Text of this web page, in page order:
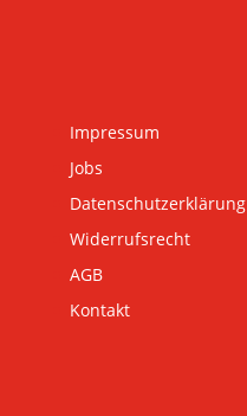
Impressum
Jobs
Datenschutzerklärung
Widerrufsrecht
AGB
Kontakt